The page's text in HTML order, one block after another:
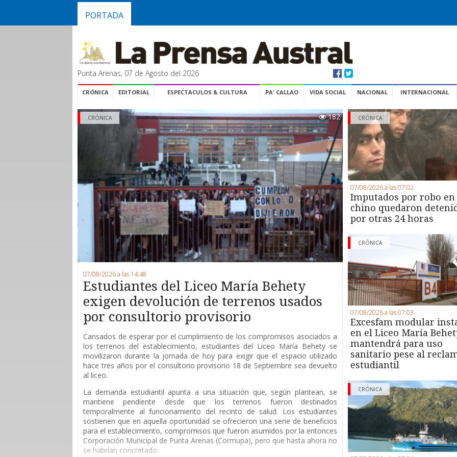
PORTADA
Punta Arenas, 07 de Agosto del 2026
CRÓNICA EDITORIAL ESPECTACULOS & CULTURA PA' CALLAO VIDA SOCIAL NACIONAL INTERNACIONAL
182
CRÓNICA
07/08/2026 a las 14:48
Estudiantes del Liceo María Behety
exigen devolución de terrenos usados
por consultorio provisorio
Cansados de esperar por el cumplimiento de los compromisos asociados a
los terrenos del establecimiento, estudiantes del Liceo María Behety se
movilizaron durante la jornada de hoy para exigir que el espacio utilizado
hace tres años por el consultorio provisorio 18 de Septiembre sea devuelto
al liceo.
La demanda estudiantil apunta a una situación que, según plantean, se
mantiene pendiente desde que los terrenos fueron destinados
temporalmente al funcionamiento del recinto de salud. Los estudiantes
sostienen que en aquella oportunidad se ofrecieron una serie de beneficios
para el establecimiento, compromisos que fueron asumidos por la entonces
Corporación Municipal de Punta Arenas (Cormupa), pero que hasta ahora no
se habrían concretado.
CRÓNICA
07/08/2026 a las 07:02
Imputados por robo
chino quedaron
por otras 24 horas
CRÓNICA
07/08/2026 a las 07:03
Excesfam modular
en el Liceo María
mantendrá para uso
sanitario pese al
estudiantil
CRÓNICA